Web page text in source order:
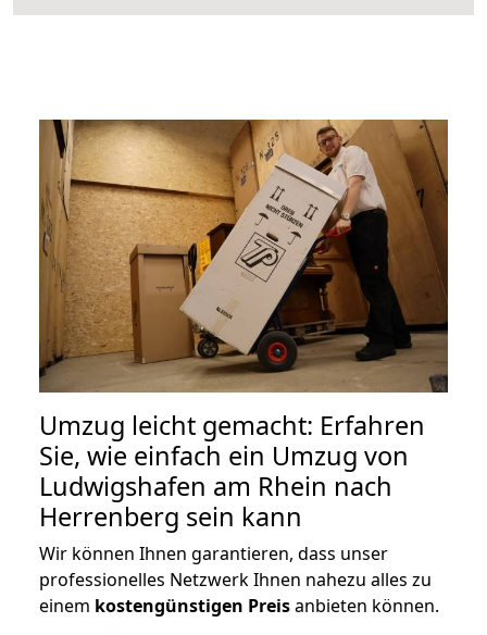
Umzug leicht gemacht: Erfahren
Sie, wie einfach ein Umzug von
Ludwigshafen am Rhein nach
Herrenberg sein kann
Wir können Ihnen garantieren, dass unser
professionelles Netzwerk Ihnen nahezu alles zu
einem kostengünstigen Preisanbieten können.